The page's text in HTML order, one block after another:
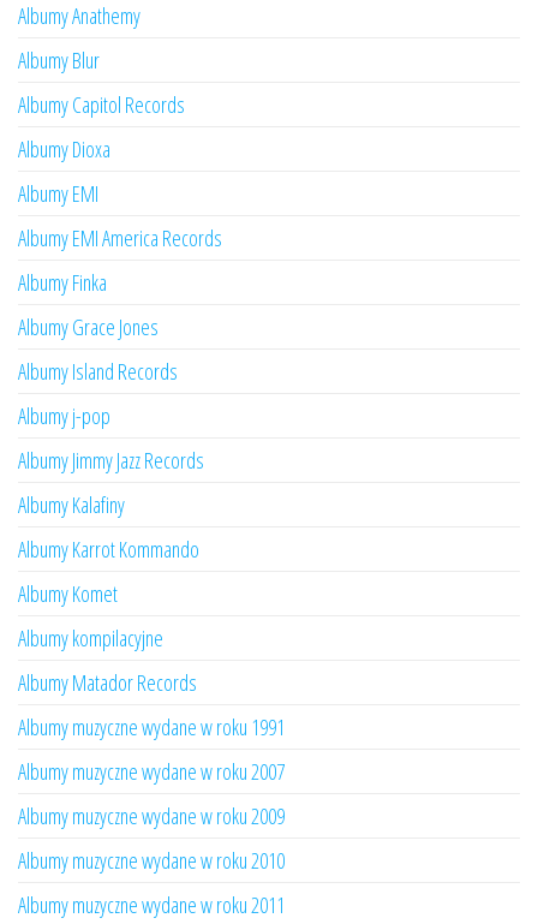
Albumy Anathemy
Albumy Blur
Albumy Capitol Records
Albumy Dioxa
Albumy EMI
Albumy EMI America Records
Albumy Finka
Albumy Grace Jones
Albumy Island Records
Albumy j-pop
Albumy Jimmy Jazz Records
Albumy Kalafiny
Albumy Karrot Kommando
Albumy Komet
Albumy kompilacyjne
Albumy Matador Records
Albumy muzyczne wydane w roku 1991
Albumy muzyczne wydane w roku 2007
Albumy muzyczne wydane w roku 2009
Albumy muzyczne wydane w roku 2010
Albumy muzyczne wydane w roku 2011